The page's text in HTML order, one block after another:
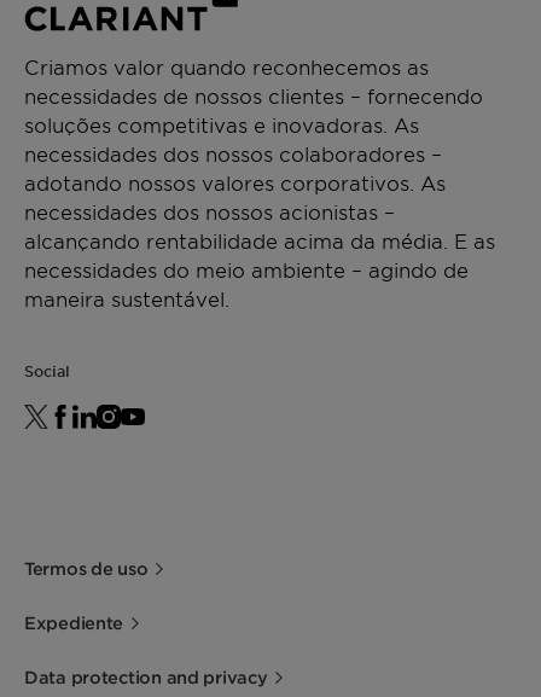
Criamos valor quando reconhecemos as
necessidades de nossos clientes – fornecendo
soluções competitivas e inovadoras. As
necessidades dos nossos colaboradores –
adotando nossos valores corporativos. As
necessidades dos nossos acionistas –
alcançando rentabilidade acima da média. E as
necessidades do meio ambiente – agindo de
maneira sustentável.
Social
Termos de uso
Expediente
Data protection and privacy